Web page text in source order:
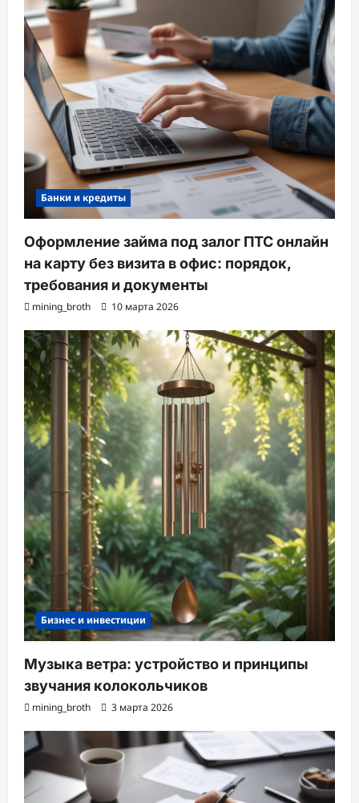
Банки и кредиты
Оформление займа под залог ПТС онлайн
на карту без визита в офис: порядок,
требования и документы
mining_broth 10 марта 2026
Бизнес и инвестиции
Музыка ветра: устройство и принципы
звучания колокольчиков
mining_broth 3 марта 2026